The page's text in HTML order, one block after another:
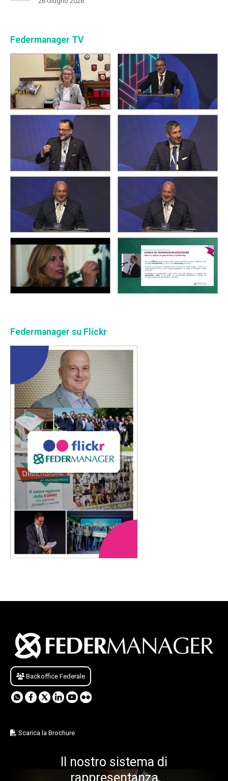
Federmanager TV
Federmanager su Flickr
Backoffice Federale
Scarica la Brochure
Il nostro sistema di
rappresentanza